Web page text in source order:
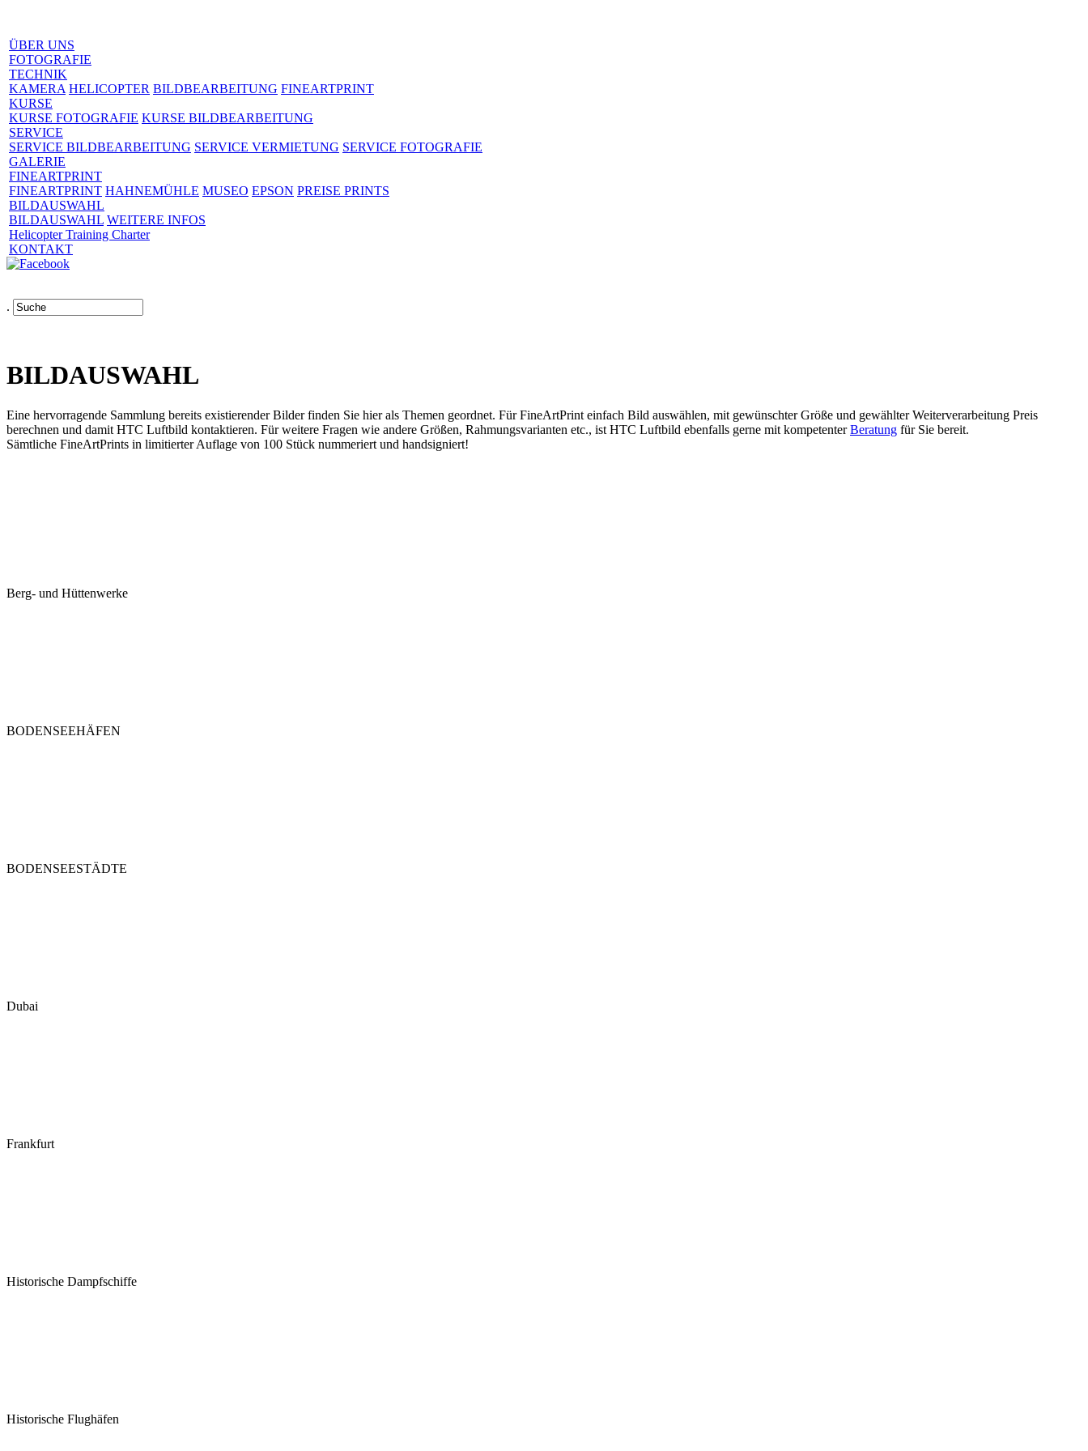
ÜBER UNS
FOTOGRAFIE
TECHNIK
KAMERA HELICOPTER BILDBEARBEITUNG FINEARTPRINT
KURSE
KURSE FOTOGRAFIE KURSE BILDBEARBEITUNG
SERVICE
SERVICE BILDBEARBEITUNG SERVICE VERMIETUNG SERVICE FOTOGRAFIE
GALERIE
FINEARTPRINT
FINEARTPRINT HAHNEMÜHLE MUSEO EPSON PREISE PRINTS
BILDAUSWAHL
BILDAUSWAHL WEITERE INFOS
Helicopter Training Charter
KONTAKT
.
BILDAUSWAHL
Eine hervorragende Sammlung bereits existierender Bilder finden Sie hier als Themen geordnet. Für FineArtPrint einfach Bild auswählen, mit gewünschter Größe und gewählter Weiterverarbeitung Preis
berechnen und damit HTC Luftbild kontaktieren. Für weitere Fragen wie andere Größen, Rahmungsvarianten etc., ist HTC Luftbild ebenfalls gerne mit kompetenterBeratung für Sie bereit.
Sämtliche FineArtPrints in limitierter Auflage von 100 Stück nummeriert und handsigniert!
Berg- und Hüttenwerke
BODENSEEHÄFEN
BODENSEESTÄDTE
Dubai
Frankfurt
Historische Dampfschiffe
Historische Flughäfen